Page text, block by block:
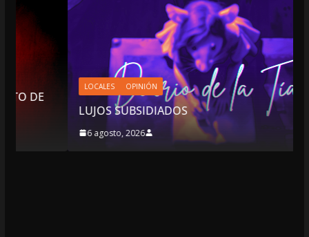
OPINIÓN
LUJOS SUBSIDIADOS
6 agosto, 2026